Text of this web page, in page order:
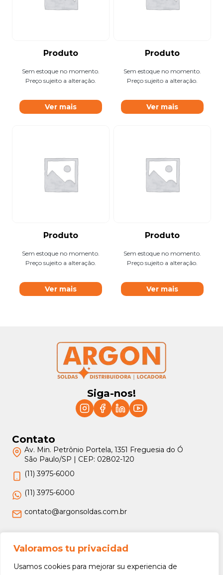
Valoramos tu privacidad
Usamos cookies para mejorar su experiencia de
Produto
Sem estoque no momento.
Preço sujeito a alteração.
Ver mais
Produto
Sem estoque no momento.
Preço sujeito a alteração.
Ver mais
Produto
Sem estoque no momento.
Preço sujeito a alteração.
Ver mais
Produto
Sem estoque no momento.
Preço sujeito a alteração.
Ver mais
Siga-nos!
Contato
Av. Min. Petrônio Portela, 1351 Freguesia do Ó
São Paulo/SP | CEP: 02802-120
(11) 3975-6000
(11) 3975-6000
contato@argonsoldas.com.br
Jurídico
Termos e Condições
Política de Privacidade